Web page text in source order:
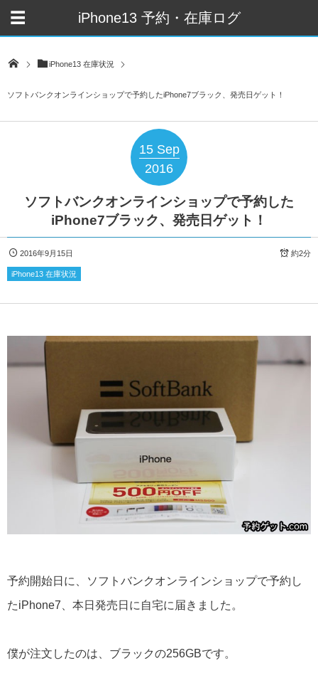
iPhone13 予約・在庫ログ
iPhone13 在庫状況
ソフトバンクオンラインショップで予約したiPhone7ブラック、発売日ゲット！
15 Sep
2016
ソフトバンクオンラインショップで予約した
iPhone7ブラック、発売日ゲット！
2016年9月15日 約2分
iPhone13 在庫状況
予約開始日に、ソフトバンクオンラインショップで予約し
たiPhone7、本日発売日に自宅に届きました。
僕が注文したのは、ブラックの256GBです。